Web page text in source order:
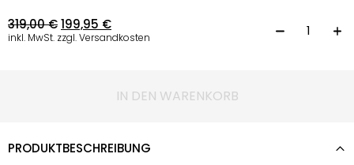
319,00€199,95 €
inkl. MwSt. zzgl. Versandkosten
IN DEN WARENKORB
PRODUKTBESCHREIBUNG